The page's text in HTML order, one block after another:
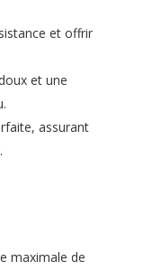
et offrir
et une
assurant
maximale de